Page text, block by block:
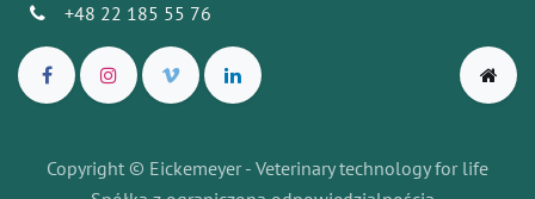
+48 22 185 55 76
Copyright © Eickemeyer - Veterinary technology for life